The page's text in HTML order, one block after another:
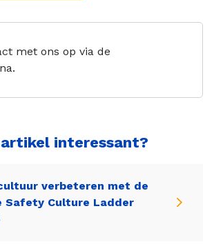
met ons op via de
interessant?
verbeteren met de
Safety Culture Ladder